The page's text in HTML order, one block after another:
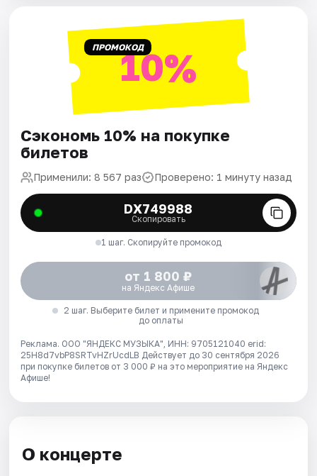
ПРОМОКОД10%
Сэкономь 10% на покупке
билетов
Применили: 8 567 раз Проверено: 1 минуту назад
DX749988
Скопировать
1 шаг. Скопируйте промокод
от 1 800 ₽
на Яндекс Афише
2 шаг. Выберите билет и примените промокод
до оплаты
Реклама. ООО "ЯНДЕКС МУЗЫКА", ИНН: 9705121040 erid:
25H8d7vbP8SRTvHZrUcdLB Действует до 30 сентября 2026
при покупке билетов от 3 000 ₽ на это мероприятие на Яндекс
Афише!
О концерте